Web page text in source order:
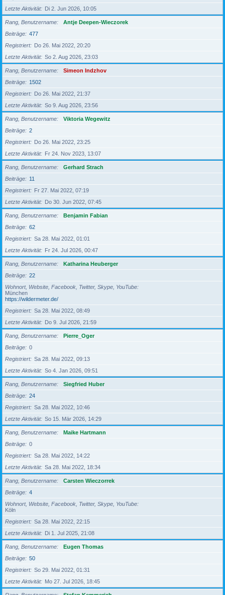
Letzte Aktivität
Di 2. Jun 2026, 10:05
Rang, Benutzername
Antje Deepen-Wieczorek
Beiträge
477
Registriert
Do 26. Mai 2022, 20:20
Letzte Aktivität
So 2. Aug 2026, 23:03
Rang, Benutzername
Simeon Indzhov
Beiträge
1502
Registriert
Do 26. Mai 2022, 21:37
Letzte Aktivität
So 9. Aug 2026, 23:56
Rang, Benutzername
Viktoria Wegewitz
Beiträge
2
Registriert
Do 26. Mai 2022, 23:25
Letzte Aktivität
Fr 24. Nov 2023, 13:07
Rang, Benutzername
Gerhard Strach
Beiträge
11
Registriert
Fr 27. Mai 2022, 07:19
Letzte Aktivität
Do 30. Jun 2022, 07:45
Rang, Benutzername
Benjamin Fabian
Beiträge
62
Registriert
Sa 28. Mai 2022, 01:01
Letzte Aktivität
Fr 24. Jul 2026, 00:47
Rang, Benutzername
Katharina Heuberger
Beiträge
22
Wohnort, Website, Facebook, Twitter, Skype, YouTube
München
https://wildermeter.de/
Registriert
Sa 28. Mai 2022, 08:49
Letzte Aktivität
Do 9. Jul 2026, 21:59
Rang, Benutzername
Pierre_Oger
Beiträge
0
Registriert
Sa 28. Mai 2022, 09:13
Letzte Aktivität
So 4. Jan 2026, 09:51
Rang, Benutzername
Siegfried Huber
Beiträge
24
Registriert
Sa 28. Mai 2022, 10:46
Letzte Aktivität
So 15. Mär 2026, 14:29
Rang, Benutzername
Maike Hartmann
Beiträge
0
Registriert
Sa 28. Mai 2022, 14:22
Letzte Aktivität
Sa 28. Mai 2022, 18:34
Rang, Benutzername
Carsten Wieczorrek
Beiträge
4
Wohnort, Website, Facebook, Twitter, Skype, YouTube
Köln
Registriert
Sa 28. Mai 2022, 22:15
Letzte Aktivität
Di 1. Jul 2025, 21:08
Rang, Benutzername
Eugen Thomas
Beiträge
50
Registriert
So 29. Mai 2022, 01:31
Letzte Aktivität
Mo 27. Jul 2026, 18:45